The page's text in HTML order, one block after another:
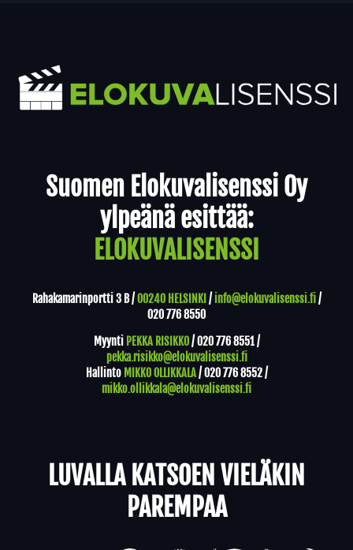
Suomen Elokuvalisenssi Oy
ylpeänä esittää:
ELOKUVALISENSSI
Rahakamarinportti 3 B /00240 HELSINKI / info@elokuvalisenssi.fi/
020 776 8550
Myynti PEKKA RISIKKO/020 776 8551/
pekka.risikko@elokuvalisenssi.fi
Hallinto MIKKO OLLIKKALA/020 776 8552/
mikko.ollikkala@elokuvalisenssi.fi
LUVALLA KATSOEN VIELÄKIN
PAREMPAA